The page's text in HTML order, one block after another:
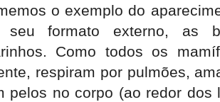
o exemplo do
seu formato externo, as
Como todos os
respiram por pulmões,
pelos no corpo (ao redor